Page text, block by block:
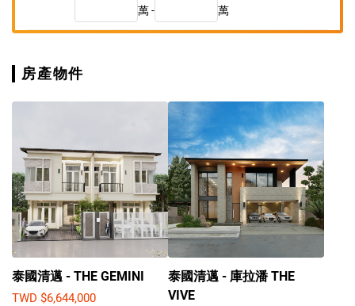
萬 -
萬
房產物件
泰國清邁 - THE GEMINI
TWD $6,644,000
泰國清邁 - 庫拉潘 THE
VIVE